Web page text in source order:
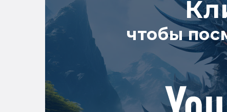
чтобы